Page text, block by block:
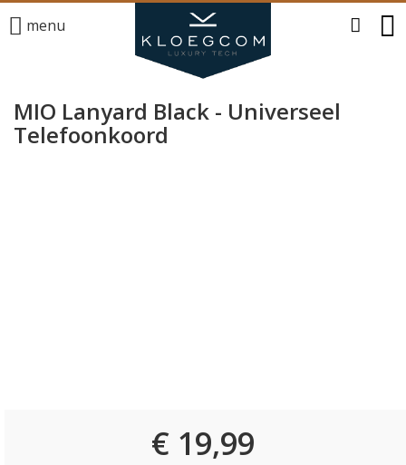
menu
MIO Lanyard Black - Universeel
Telefoonkoord
€ 19,99